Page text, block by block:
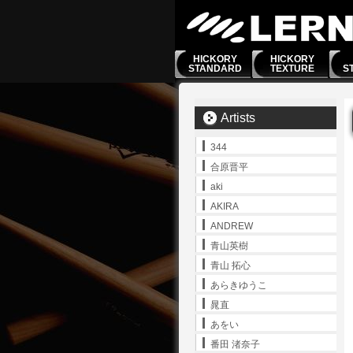
HICKORY
STANDARD
HICKORY
TEXTURE
Artists
344
合原晋平
aki
AKIRA
ANDREW
青山英樹
青山 拓心
あらきゆうこ
晁直
あをい
番田 渚奈子